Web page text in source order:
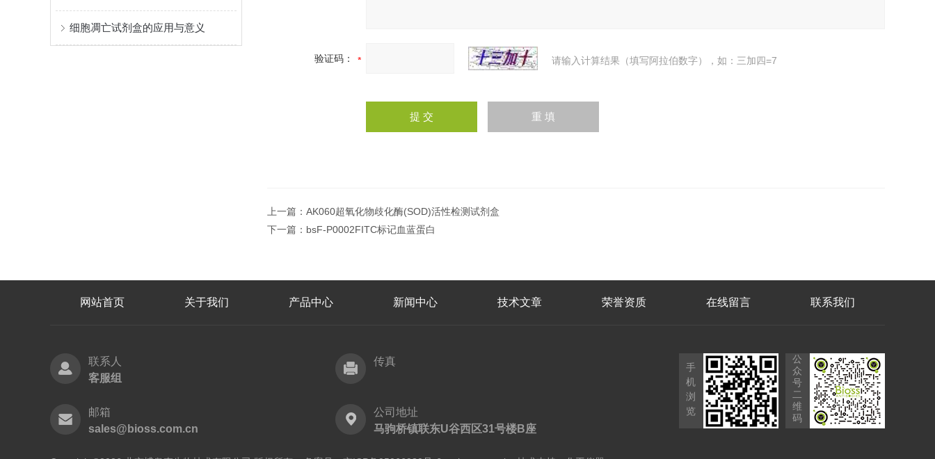
细胞凋亡试剂盒的应用与意义
验证码： 请输入计算结果（填写阿拉伯数字），如：三加四=7
上一篇： AK060超氧化物歧化酶(SOD)活性检测试剂盒
下一篇： bsF-P0002FITC标记血蓝蛋白
网站首页 关于我们 产品中心 新闻中心 技术文章 荣誉资质 在线留言 联系我们
联系人
客服组
传真
邮箱
sales@bioss.com.cn
公司地址
马驹桥镇联东U谷西区31号楼B座
手
机
浏
览
公
众
号
二
维
码